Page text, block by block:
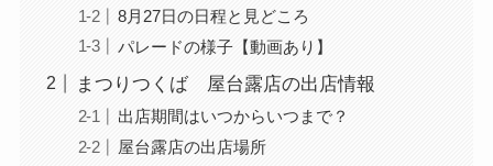
8月27日の日程と見どころ
パレードの様子【動画あり】
まつりつくば 屋台露店の出店情報
出店期間はいつからいつまで？
屋台露店の出店場所